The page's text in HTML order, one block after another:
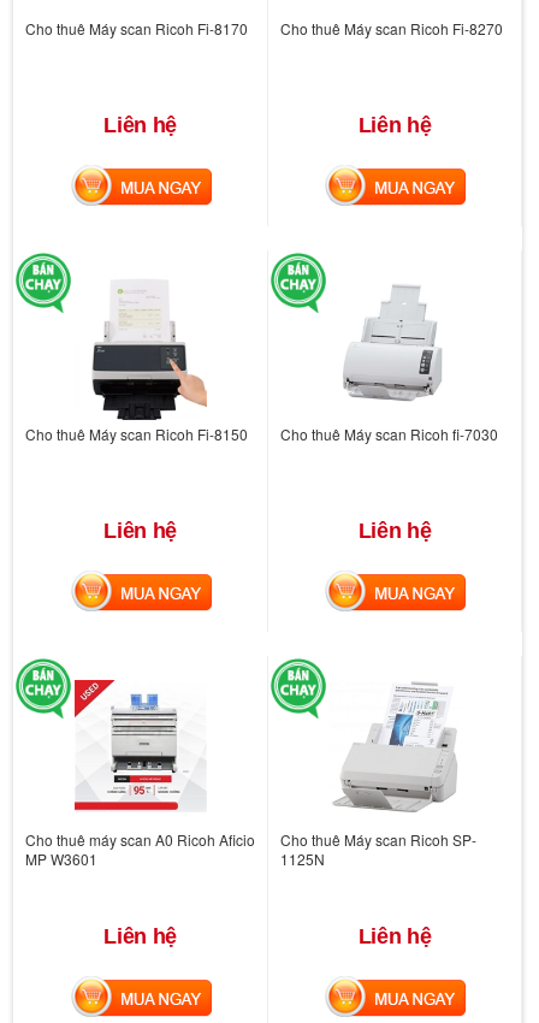
Cho thuê Máy scan Ricoh Fi-8170
Liên hệ
MUA NGAY
Cho thuê Máy scan Ricoh Fi-8270
Liên hệ
MUA NGAY
Cho thuê Máy scan Ricoh Fi-8150
Liên hệ
MUA NGAY
Cho thuê Máy scan Ricoh fi-7030
Liên hệ
MUA NGAY
Cho thuê máy scan A0 Ricoh Aficio
MP W3601
Liên hệ
MUA NGAY
Cho thuê Máy scan Ricoh SP-
1125N
Liên hệ
MUA NGAY